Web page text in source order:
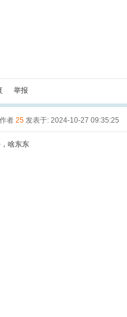
举报
者 25 发表于: 2024-10-27 09:35:25
啥东东